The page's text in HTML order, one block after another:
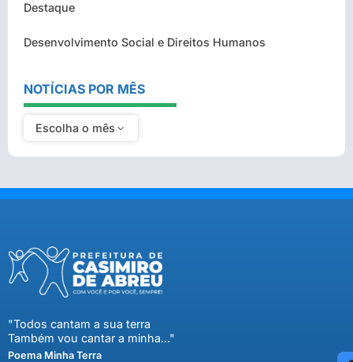
Destaque
Desenvolvimento Social e Direitos Humanos
NOTÍCIAS POR MÊS
Escolha o mês
"Todos cantam a sua terra
Também vou cantar a minha..."
Poema Minha Terra